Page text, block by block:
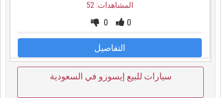
المشاهدات: 52
0
0
التفاصيل
سيارات للبيع إيسوزو في السعودية